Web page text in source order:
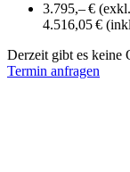
3.795,– €
4.516,05 €
Derzeit gibt es keine
Termin anfragen